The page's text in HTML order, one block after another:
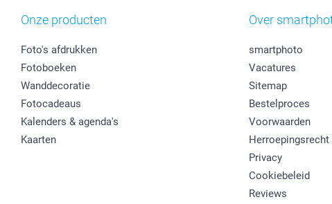
Onze producten
Foto's afdrukken
Fotoboeken
Wanddecoratie
Fotocadeaus
Kalenders & agenda's
Kaarten
Over
smartphoto
Vacatures
Sitemap
Bestelproces
Voorwaarden
Herroepingsrecht
Privacy
Cookiebeleid
Reviews